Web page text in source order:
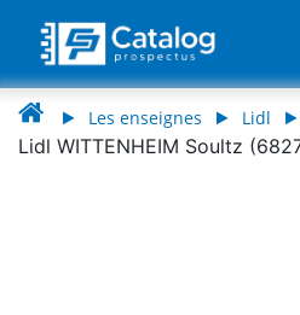
Les enseignes Lidl
Lidl WITTENHEIM Soultz